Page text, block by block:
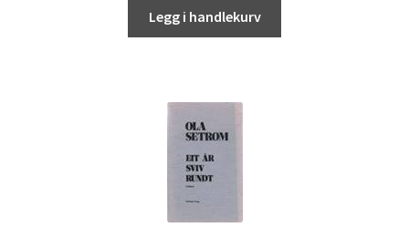
Legg i handlekurv